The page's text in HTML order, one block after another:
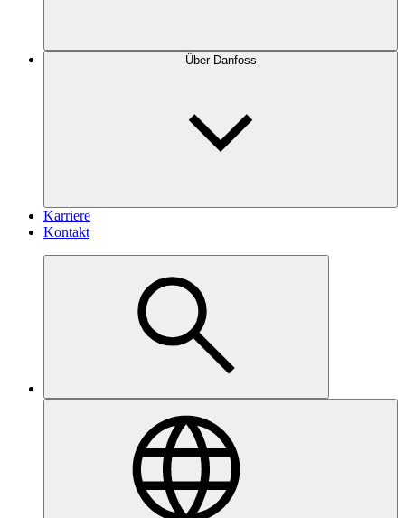
Über Danfoss
Karriere
Kontakt